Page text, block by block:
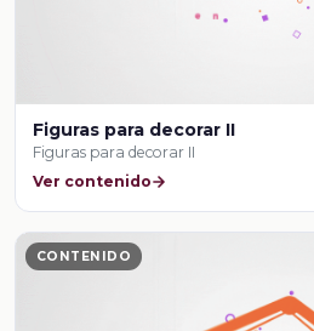
Figuras para decorar II
Figuras para decorar II
Ver contenido
CONTENIDO